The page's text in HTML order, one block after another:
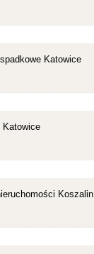
Katowice
Katowice
Koszalin